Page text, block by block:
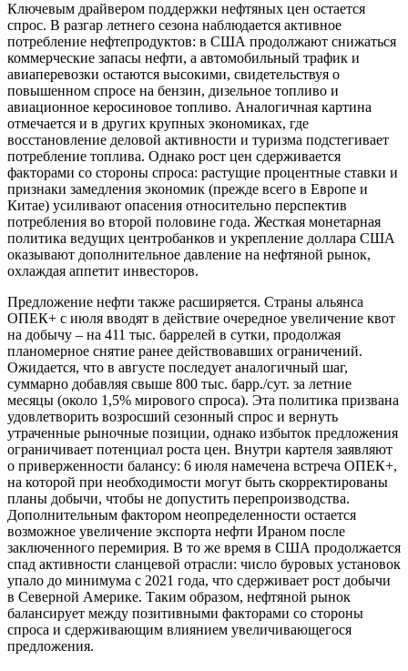
Ключевым драйвером поддержки нефтяных цен остается
спрос. В разгар летнего сезона наблюдается активное
потребление нефтепродуктов: в США продолжают снижаться
коммерческие запасы нефти, а автомобильный трафик и
авиаперевозки остаются высокими, свидетельствуя о
повышенном спросе на бензин, дизельное топливо и
авиационное керосиновое топливо. Аналогичная картина
отмечается и в других крупных экономиках, где
восстановление деловой активности и туризма подстегивает
потребление топлива. Однако рост цен сдерживается
факторами со стороны спроса: растущие процентные ставки и
признаки замедления экономик (прежде всего в Европе и
Китае) усиливают опасения относительно перспектив
потребления во второй половине года. Жесткая монетарная
политика ведущих центробанков и укрепление доллара США
оказывают дополнительное давление на нефтяной рынок,
охлаждая аппетит инвесторов.
Предложение нефти также расширяется. Страны альянса
ОПЕК+ с июля вводят в действие очередное увеличение квот
на добычу – на 411 тыс. баррелей в сутки, продолжая
планомерное снятие ранее действовавших ограничений.
Ожидается, что в августе последует аналогичный шаг,
суммарно добавляя свыше 800 тыс. барр./сут. за летние
месяцы (около 1,5% мирового спроса). Эта политика призвана
удовлетворить возросший сезонный спрос и вернуть
утраченные рыночные позиции, однако избыток предложения
ограничивает потенциал роста цен. Внутри картеля заявляют
о приверженности балансу: 6 июля намечена встреча ОПЕК+,
на которой при необходимости могут быть скорректированы
планы добычи, чтобы не допустить перепроизводства.
Дополнительным фактором неопределенности остается
возможное увеличение экспорта нефти Ираном после
заключенного перемирия. В то же время в США продолжается
спад активности сланцевой отрасли: число буровых установок
упало до минимума с 2021 года, что сдерживает рост добычи
в Северной Америке. Таким образом, нефтяной рынок
балансирует между позитивными факторами со стороны
спроса и сдерживающим влиянием увеличивающегося
предложения.